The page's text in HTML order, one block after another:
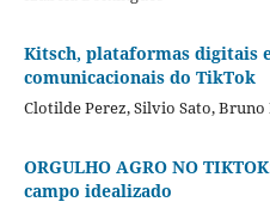
Kitsch, plataformas digitais
comunicacionais do TikTok
Clotilde Perez, Silvio Sato, Bruno
ORGULHO AGRO NO
campo idealizado